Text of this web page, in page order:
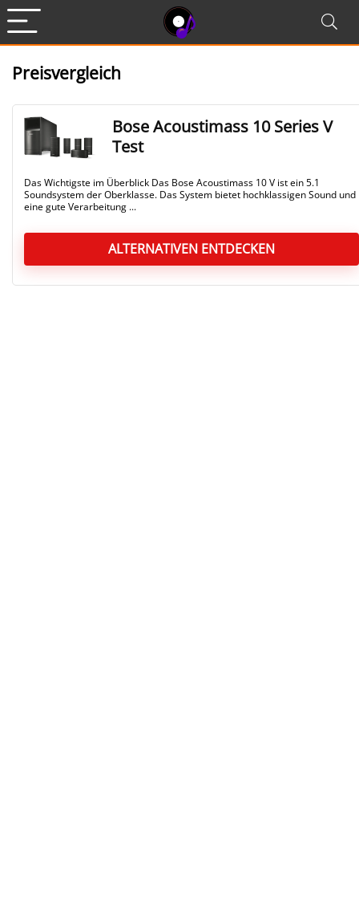
Preisvergleich
Bose Acoustimass 10 Series V
Test
Das Wichtigste im Überblick Das Bose Acoustimass 10 V ist ein 5.1
Soundsystem der Oberklasse. Das System bietet hochklassigen Sound und
eine gute Verarbeitung ...
ALTERNATIVEN ENTDECKEN